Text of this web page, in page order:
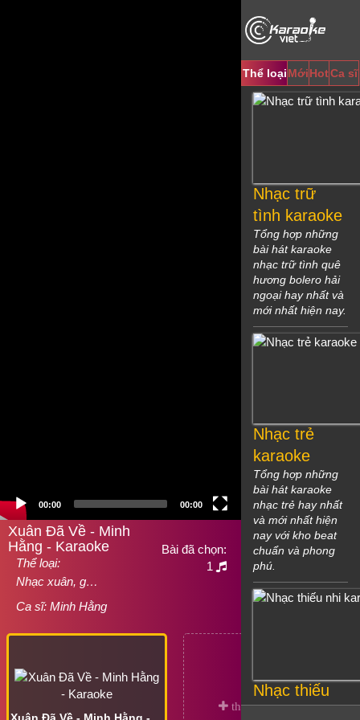
00:00 00:00
Xuân Đã Về - Minh
Hằng - Karaoke
Thể loại:
Nhạc xuân, g…
Ca sĩ: Minh Hằng
Bài đã chọn:
1
Thể loạiMớiHotCa sĩ
Nhạc trữ
tình karaoke
Tổng hợp những
bài hát karaoke
nhạc trữ tình quê
hương bolero hải
ngoại hay nhất và
mới nhất hiện nay.
Nhạc trẻ
karaoke
Tổng hợp những
bài hát karaoke
nhạc trẻ hay nhất
và mới nhất hiện
nay với kho beat
chuẩn và phong
phú.
Nhạc thiếu
nhi karaoke